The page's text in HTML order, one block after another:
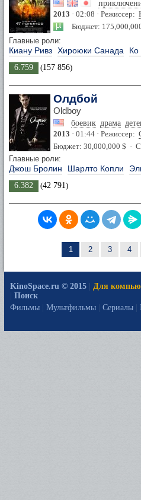
2013 · 02:08 · Режиссер:
Бюджет:
Главные роли:
Киану Ривз Хироюки Санада Ко
6.759 (157 856)
Олдбой
Oldboy
боевик драма
2013 · 01:44 · Режиссер:
Бюджет: 30,000,000 $ ·
Главные роли:
Джош Бролин Шарлто Копли
6.382 (42 791)
1 2 3 4
KinoSpace.ru © 2015 Для
Поиск
Фильмы
Мультфильмы Сериалы